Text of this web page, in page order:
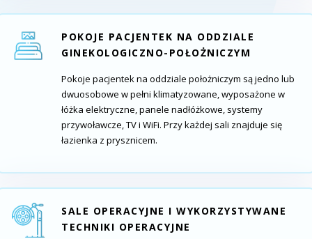
POKOJE PACJENTEK NA ODDZIALE
GINEKOLOGICZNO-POŁOŻNICZYM
Pokoje pacjentek na oddziale położniczym są jedno lub
dwuosobowe w pełni klimatyzowane, wyposażone w
łóżka elektryczne, panele nadłóżkowe, systemy
przywoławcze, TV i WiFi. Przy każdej sali znajduje się
łazienka z prysznicem.
SALE OPERACYJNE I WYKORZYSTYWANE
TECHNIKI OPERACYJNE